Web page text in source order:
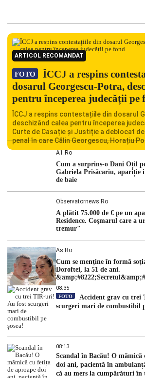
ARTICOL RECOMANDAT
FOTO
ÎCCJ a respins
dosarul Georgescu-Potra,
pentru începerea judecății pe
ÎCCJ a respins contestațiile din dosarul
deschizând calea pentru începerea
Curte de Casație și Justiție a deblocat
penal în care Călin Georgescu, Horațiu
persoane sunt acuzați de acțiuni
judecătorii de la instanța supremă au […]
A1.ro
Cum a surprins-o Dani Oțil
Gabriela Prisăcariu, apariție
de baie
Observatornews.ro
A plătit 75.000 de € pe un
Residence. Coşmarul care a
tremur"
As.ro
Cum se menţine în formă
Doroftei, la 51 de ani.
dezvăluit
08:35
FOTO
Accident grav cu
scurgeri mari de combustibil
08:13
Scandal în Bacău! O mămică
doi ani, pacientă în
că au mers la cumpărături